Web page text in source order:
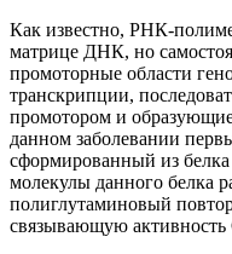
Как известно, РНК-
матрице ДНК, но
промоторные области
транскрипции,
промотором и
данном заболевании
сформированный из
молекулы данного белка
полиглутаминовый
связывающую активность